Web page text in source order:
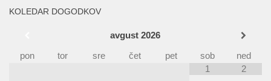
KOLEDAR DOGODKOV
avgust 2026
pon
tor sre čet pet sob
ned
1
2